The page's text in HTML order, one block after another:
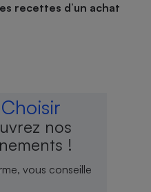
recettes d’un achat
nos
!
vous conseille